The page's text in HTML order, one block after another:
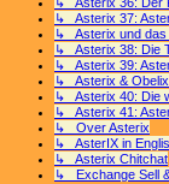
↳ Asterix 37:
↳ Asterix und das
↳ Asterix 38: Die
↳ Asterix 39:
↳ Asterix & Obelix
↳ Asterix 40: Die
↳ Asterix 41:
↳ Over Asterix
↳ AsterIX in
↳ Asterix Chitchat
↳ Exchange Sell